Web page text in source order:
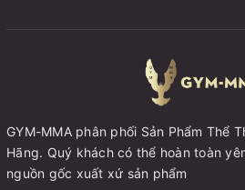
GYM-MMA phân phối Sản Phẩm Thể
Hãng. Quý khách có thể hoàn toàn
nguồn gốc xuất xứ sản phẩm